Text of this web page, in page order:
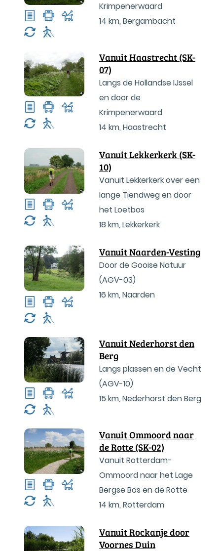
Krimpenerwaard
14 km, Bergambacht
Vanuit Haastrecht (SK-
07)
Langs de Hollandse IJssel
en door de
Krimpenerwaard
14 km, Haastrecht
Vanuit Lekkerkerk (SK-
10)
Vanuit Lekkerkerk over een
lange Tiendweg en door
het Loetbos
18 km, Lekkerkerk
Vanuit Naarden-Vesting
Door de Gooise Natuur
(AGV-03)
16 km, Naarden
Vanuit Nederhorst den
Berg
Langs plassen en de Vecht
(AGV-10)
15 km, Nederhorst den Berg
Vanuit Ommoord naar
de Rotte (SK-02)
Vanuit Rotterdam-
Ommoord naar het Lage
Bergse Bos en de Rotte
14 km, Rotterdam
Vanuit Rockanje door
Voornes Duin